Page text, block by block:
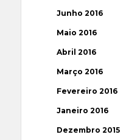
Junho 2016
Maio 2016
Abril 2016
Março 2016
Fevereiro 2016
Janeiro 2016
Dezembro 2015